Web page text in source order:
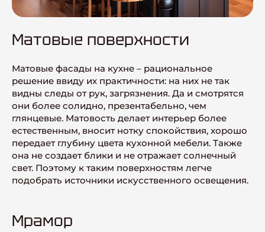
Матовые поверхности
Матовые фасады на кухне – рациональное
решение ввиду их практичности: на них не так
видны следы от рук, загрязнения. Да и смотрятся
они более солидно, презентабельно, чем
глянцевые. Матовость делает интерьер более
естественным, вносит нотку спокойствия, хорошо
передает глубину цвета кухонной мебели. Также
она не создает блики и не отражает солнечный
свет. Поэтому к таким поверхностям легче
подобрать источники искусственного освещения.
Мрамор